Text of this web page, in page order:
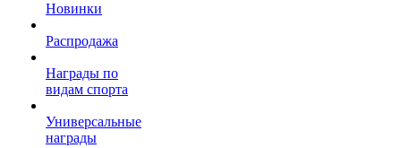
Новинки
Распродажа
Награды по
видам спорта
Универсальные
награды